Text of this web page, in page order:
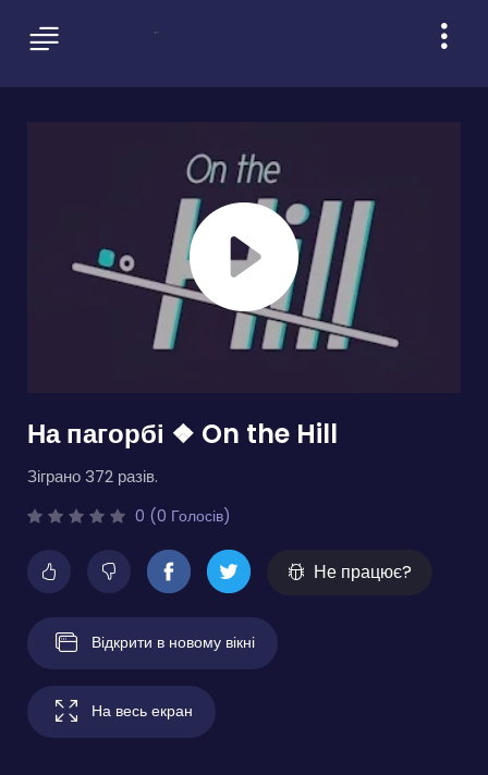
На пагорбі ❖ On the Hill
Зіграно 372 разів.
0 (0 Голосів)
Не працює?
Відкрити в новому вікні
На весь екран